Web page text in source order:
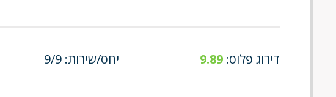
דירוג פלוס: 9.89 יחס/שירות: 9/9